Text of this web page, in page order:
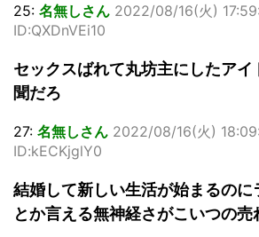
25: 名無しさん 2022/08/16(火)
ID:QXDnVEi10
セックスばれて丸坊主にしたア
聞だろ
27: 名無しさん 2022/08/16(火)
ID:kECKjglY0
結婚して新しい生活が始まるのに
とか言える無神経さがこいつの売